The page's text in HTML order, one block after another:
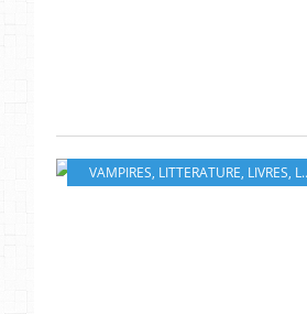
VAMPIRES, LITTERATURE, LIVRES, LYON